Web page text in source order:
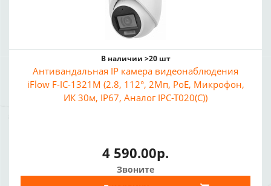
В наличии >20 шт
Антивандальная IP камера видеонаблюдения
iFlow F-IC-1321M (2.8, 112°, 2Мп, PoE, Микрофон,
ИК 30м, IP67, Аналог IPC-T020(C))
4 590.00р.
Звоните